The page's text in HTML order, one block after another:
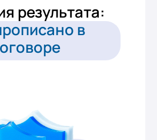
результата:
в